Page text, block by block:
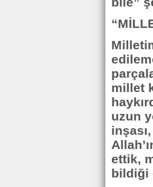
millet
uzun
ettik,
bildiği